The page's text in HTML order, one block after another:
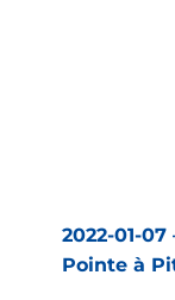
2022-01-
Pointe à